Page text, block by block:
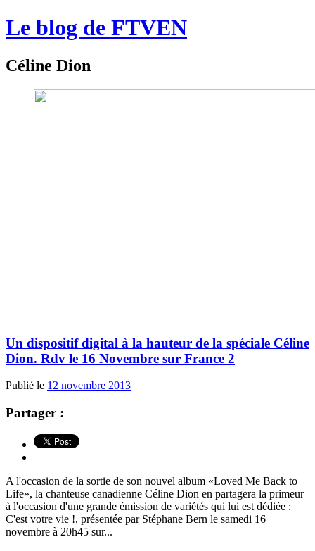
Le blog de FTVEN
Céline Dion
Un dispositif digital à la hauteur de la spéciale Céline
Dion. Rdv le 16 Novembre sur France 2
Publié le 12 novembre 2013
Partager :
A l'occasion de la sortie de son nouvel album «Loved Me Back to
Life», la chanteuse canadienne Céline Dion en partagera la primeur
à l'occasion d'une grande émission de variétés qui lui est dédiée :
C'est votre vie !, présentée par Stéphane Bern le samedi 16
novembre à 20h45 sur...